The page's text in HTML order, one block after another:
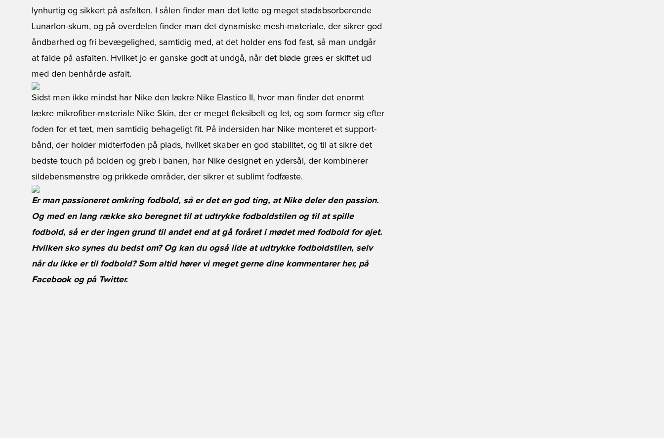
lynhurtig og sikkert på asfalten. I sålen finder man det lette og meget stødabsorberende
Lunarlon-skum, og på overdelen finder man det dynamiske mesh-materiale, der sikrer god
åndbarhed og fri bevægelighed, samtidig med, at det holder ens fod fast, så man undgår
at falde på asfalten. Hvilket jo er ganske godt at undgå, når det bløde græs er skiftet ud
med den benhårde asfalt.
Sidst men ikke mindst har Nike den lækre Nike Elastico II , hvor man finder det enormt
lækre mikrofiber-materiale Nike Skin, der er meget fleksibelt og let, og som former sig efter
foden for et tæt, men samtidig behageligt fit. På indersiden har Nike monteret et support-
bånd, der holder midterfoden på plads, hvilket skaber en god stabilitet, og til at sikre det
bedste touch på bolden og greb i banen, har Nike designet en ydersål, der kombinerer
sildebensmønstre og prikkede områder, der sikrer et sublimt fodfæste.
Er man passioneret omkring fodbold, så er det en god ting, at Nike deler den passion.
Og med en lang række sko beregnet til at udtrykke fodboldstilen og til at spille
fodbold, så er der ingen grund til andet end at gå foråret i mødet med fodbold for øjet.
Hvilken sko synes du bedst om? Og kan du også lide at udtrykke fodboldstilen, selv
når du ikke er til fodbold? Som altid hører vi meget gerne dine kommentarer her, på
Facebookog på Twitter.